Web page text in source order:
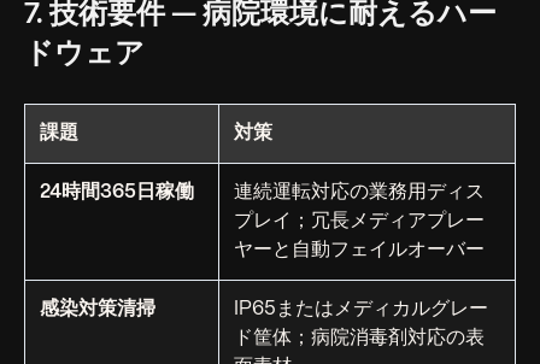
7. 技術要件 — 病院環境に耐えるハー
ドウェア
課題 対策
24時間365日稼働
連続運転対応の業務用ディス
プレイ；冗長メディアプレー
ヤーと自動フェイルオーバー
感染対策清掃
IP65またはメディカルグレー
ド筐体；病院消毒剤対応の表